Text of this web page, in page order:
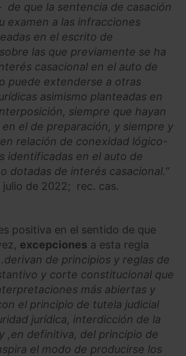
de que la sentencia de casación
examen a las infracciones
en el escrito de
las que previamente se ha
casacional en el auto de
puede extenderse a otras
asimismo planteadas en
siempre que hayan
en el de preparación, y siempre y
relación de conexidad lógico-
identificadas en el auto de
dotadas de interés casacional.”
julio de 2022; rec. cas.
positiva en el sentido de que
excepciones a esta regla
de principios y reglas de
y corte constitucional que
más abiertas y
el principio de tutela judicial
jurídica, interdicción de la
,en definitiva, del principio de
el modo de producirse los